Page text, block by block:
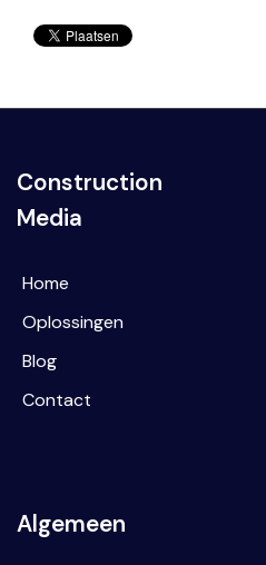
Construction
Media
Home
Oplossingen
Blog
Contact
Algemeen